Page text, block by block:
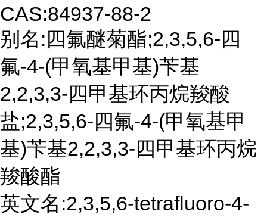
CAS:84937-88-2
别名:四氟醚菊酯;2,3,5,6-四
氟-4-(甲氧基甲基)苄基
2,2,3,3-四甲基环丙烷羧酸
盐;2,3,5,6-四氟-4-(甲氧基甲
基)苄基2,2,3,3-四甲基环丙烷
羧酸酯
英文名:2,3,5,6-tetrafluoro-4-